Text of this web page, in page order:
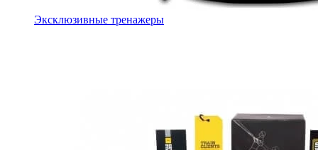
Эксклюзивные тренажеры